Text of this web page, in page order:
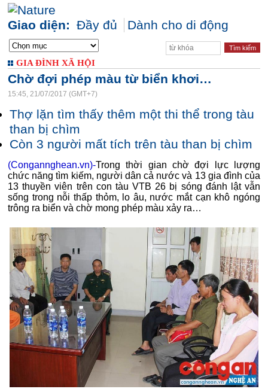
Giao diện: Đầy đủ Dành cho di động
GIA ĐÌNH XÃ HỘI
Chờ đợi phép màu từ biển khơi…
15:45, 21/07/2017 (GMT+7)
Thợ lặn tìm thấy thêm một thi thể trong tàu
than bị chìm
Còn 3 người mất tích trên tàu than bị chìm
(Congannghean.vn)-Trong thời gian chờ đợi lực lượng
chức năng tìm kiếm, người dân cả nước và 13 gia đình của
13 thuyền viên trên con tàu VTB 26 bị sóng đánh lật vẫn
sống trong nỗi thấp thỏm, lo âu, nước mắt cạn khô ngóng
trông ra biển và chờ mong phép màu xảy ra…